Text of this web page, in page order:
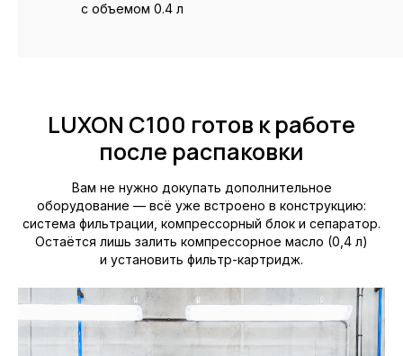
с объемом 0.4 л
LUXON C100 готов к работе
после распаковки
Вам не нужно докупать дополнительное
оборудование — всё уже встроено в конструкцию:
система фильтрации, компрессорный блок и сепаратор.
Остаётся лишь залить компрессорное масло (0,4 л)
и установить фильтр-картридж.